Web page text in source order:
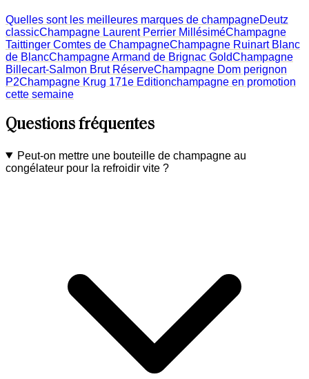
Quelles sont les meilleures marques de champagneDeutz
classicChampagne Laurent Perrier MillésiméChampagne
Taittinger Comtes de ChampagneChampagne Ruinart Blanc
de BlancChampagne Armand de Brignac GoldChampagne
Billecart-Salmon Brut RéserveChampagne Dom perignon
P2Champagne Krug 171e Editionchampagne en promotion
cette semaine
Questions fréquentes
Peut-on mettre une bouteille de champagne au
congélateur pour la refroidir vite ?